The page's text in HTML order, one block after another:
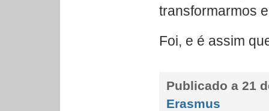
transformarmos
Foi, e é assim
Publicado a 21
Erasmus